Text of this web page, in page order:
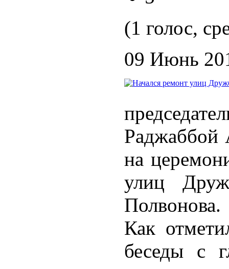
(1 голос,
09 Июнь
Раджаббой
на
улиц
Полвонова.
Как
беседы с